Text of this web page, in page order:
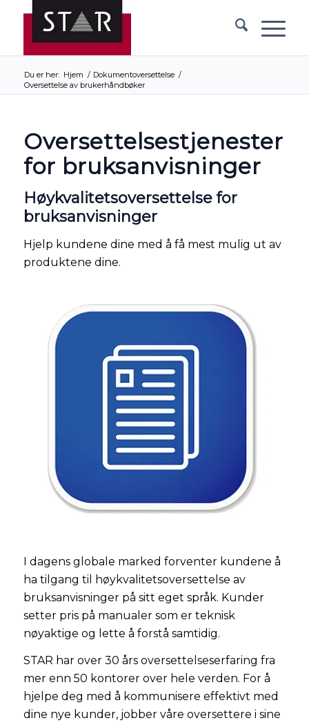
Du er her: Hjem / Dokumentoversettelse /
Oversettelse av brukerhåndbøker
Oversettelsestjenester
for bruksanvisninger
Høykvalitetsoversettelse for
bruksanvisninger
Hjelp kundene dine med å få mest mulig ut av
produktene dine.
I dagens globale marked forventer kundene å
ha tilgang til høykvalitetsoversettelse av
bruksanvisninger på sitt eget språk. Kunder
setter pris på manualer som er teknisk
nøyaktige og lette å forstå samtidig.
STAR har over 30 års oversettelseserfaring fra
mer enn 50 kontorer over hele verden. For å
hjelpe deg med å kommunisere effektivt med
dine nye kunder, jobber våre oversettere i sine